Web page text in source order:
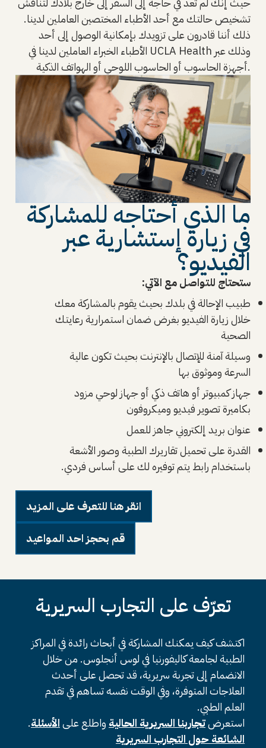
تشخيص حالتك مع أحد الأطباء المختصين العاملين لدينا.
ذلك أننا قادرون على تزويدك بإمكانية الوصول إلى أحد
الأطباء الخبراء العاملين لدينا في UCLA Health وذلك عبر
أجهزة الحاسوب أو الحاسوب اللوحي أو الهواتف الذكية.
ما الذي أحتاجه للمشاركة
في زيارة إستشارية عبر
الفيديو؟
ستحتاج للتواصل مع الآتي:
طبيب الإحالة في بلدك بحيث يقوم بالمشاركة معك
خلال زيارة الفيديو بغرض ضمان استمرارية رعايتك
الصحية
وسيلة آمنة للإتصال بالإنترنت بحيث تكون عالية
السرعة وموثوق بها
جهاز كمبيوتر أو هاتف ذكي أو جهاز لوحي مزود
بكاميرة تصوير فيديو وميكروفون
عنوان بريد إلكتروني جاهز للعمل
القدرة على تحميل تقاريرك الطبية وصور الأشعة
باستخدام رابط يتم توفيره لك على أساس فردي.
انقر هنا للتعرف على المزيد
قم بحجز احد المواعيد
تعرّف على التجارب السريرية
اكتشف كيف يمكنك المشاركة في أبحاث رائدة في المراكز
الطبية لجامعة كاليفورنيا في لوس أنجلوس. من خلال
الانضمام إلى تجربة سريرية، قد تحصل على أحدث
العلاجات المتوفرة، وفي الوقت نفسه تساهم في تقدم
العلم الطبي.
.
استعرضتجاربنا السريرية الحالية واطلع علىالأسئلة
الشائعة حول التجارب السريرية